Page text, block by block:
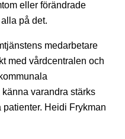
eller förändrade
på det.
medarbetare
med vårdcentralen och
varandra stärks
Heidi Frykman